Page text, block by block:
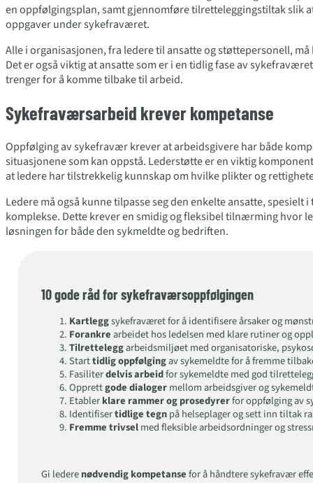
en oppfølgingsplan, samt gjennomføre tilretteleggingstiltak slik
oppgaver under sykefraværet.
Alle i organisasjonen, fra ledere til ansatte og støttepersonell,
Det er også viktig at ansatte som er i en tidlig fase av
trenger for å komme tilbake til arbeid.
Sykefraværsarbeid krever kompetanse
Oppfølging av sykefravær krever at arbeidsgivere har både
situasjonene som kan oppstå. Lederstøtte er en viktig
at ledere har tilstrekkelig kunnskap om hvilke plikter og
Ledere må også kunne tilpasse seg den enkelte ansatte,
komplekse. Dette krever en smidig og fleksibel tilnærming hvor
løsningen for både den sykmeldte og bedriften.
10 gode råd for sykefraværsoppfølgingen
Kartleggsykefraværet for å identifisere årsaker og
Forankrearbeidet hos ledelsen med klare rutiner og
Tilretteleggarbeidsmiljøet med organisatoriske,
Starttidlig oppfølgingav sykemeldte for å fremme
Fasiliterdelvis arbeidfor sykemeldte med god
Opprettgode dialogermellom arbeidsgiver og
Etablerklare rammer og prosedyrerfor oppfølging av
Identifisertidlige tegnpå helseplager og sett inn tiltak
Fremme trivselmed fleksible arbeidsordninger og
Gi lederenødvendig kompetansefor å håndtere sykefravær